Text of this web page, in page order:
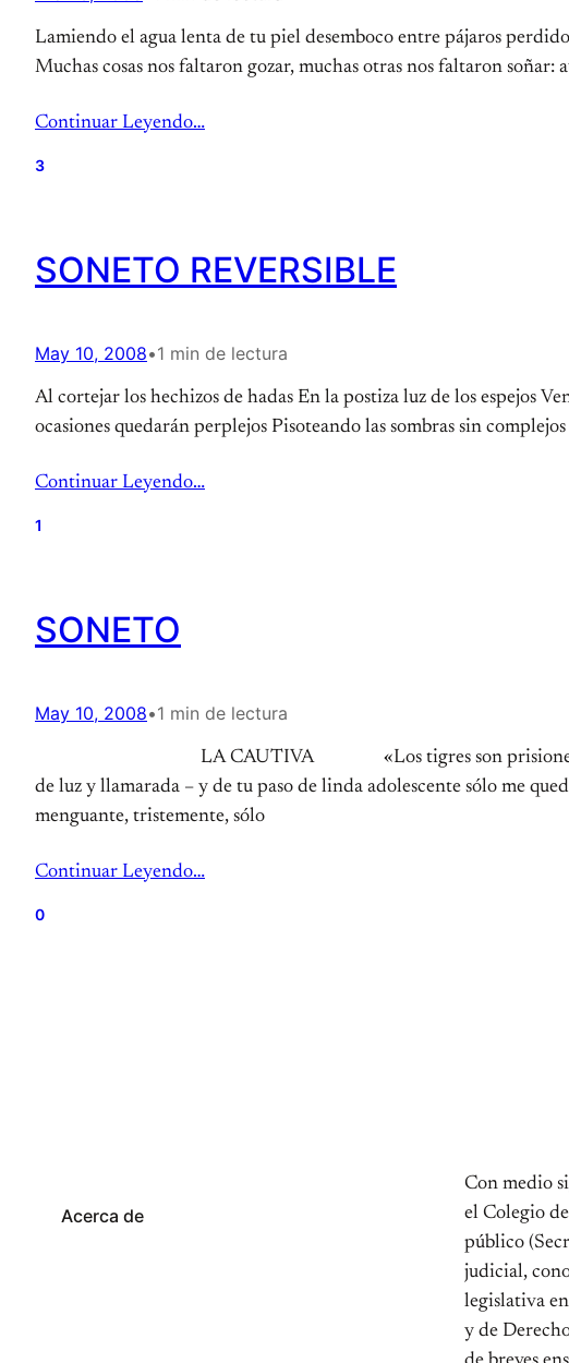
Lamiendo el agua lenta de tu piel desemboco entre pájaros
Muchas cosas nos faltaron gozar, muchas otras nos faltaron soñar:
Continuar Leyendo…
3
SONETO REVERSIBLE
May 10, 2008•1 min de lectura
Al cortejar los hechizos de hadas En la postiza luz de los espejos
ocasiones quedarán perplejos Pisoteando las sombras sin
Continuar Leyendo…
1
SONETO
May 10, 2008•1 min de lectura
LA CAUTIVA «Los tigres son
de luz y llamarada – y de tu paso de linda adolescente sólo me
menguante, tristemente, sólo
Continuar Leyendo…
0
Acerca de
Con medio
el Colegio
público
judicial,
legislativa
y de